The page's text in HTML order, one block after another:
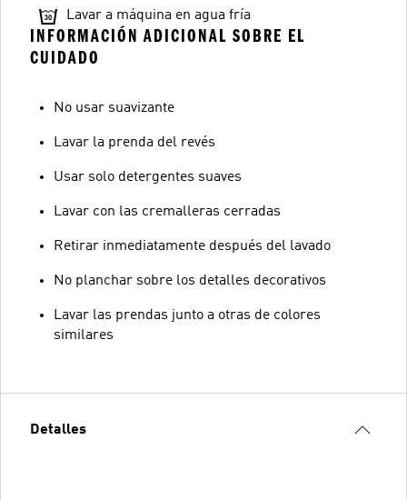
Lavar a máquina en agua fría
INFORMACIÓN ADICIONAL SOBRE EL
CUIDADO
No usar suavizante
Lavar la prenda del revés
Usar solo detergentes suaves
Lavar con las cremalleras cerradas
Retirar inmediatamente después del lavado
No planchar sobre los detalles decorativos
Lavar las prendas junto a otras de colores
similares
Detalles